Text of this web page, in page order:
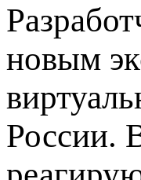
новым
России.